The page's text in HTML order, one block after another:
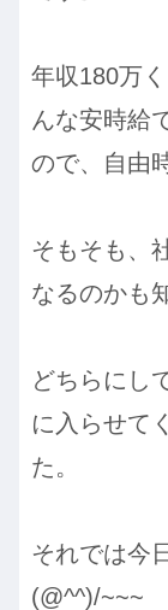
年収180万
んな安時給
ので、自由
そもそも、
なるのかも
どちらにし
に入らせて
た。
それでは今
(@^^)/~~~